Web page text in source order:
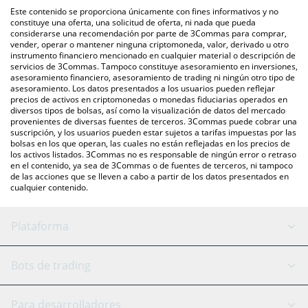
También puedes utilizar nuestra tabla de precios de Equium que
se encuentra arriba para verificar el último precio de Equium en
las principales monedas fiduciarias y criptomonedas.
otras.
Este contenido se proporciona únicamente con fines informativos y no
constituye una oferta, una solicitud de oferta, ni nada que pueda
considerarse una recomendación por parte de 3Commas para comprar,
vender, operar o mantener ninguna criptomoneda, valor, derivado u otro
instrumento financiero mencionado en cualquier material o descripción de
servicios de 3Commas. Tampoco constituye asesoramiento en inversiones,
asesoramiento financiero, asesoramiento de trading ni ningún otro tipo de
asesoramiento. Los datos presentados a los usuarios pueden reflejar
precios de activos en criptomonedas o monedas fiduciarias operados en
diversos tipos de bolsas, así como la visualización de datos del mercado
provenientes de diversas fuentes de terceros. 3Commas puede cobrar una
suscripción, y los usuarios pueden estar sujetos a tarifas impuestas por las
bolsas en los que operan, las cuales no están reflejadas en los precios de
los activos listados. 3Commas no es responsable de ningún error o retraso
en el contenido, ya sea de 3Commas o de fuentes de terceros, ni tampoco
de las acciones que se lleven a cabo a partir de los datos presentados en
cualquier contenido.
Plataforma
Bot GRID
Bots de trading
Binance
Para desarrolladores